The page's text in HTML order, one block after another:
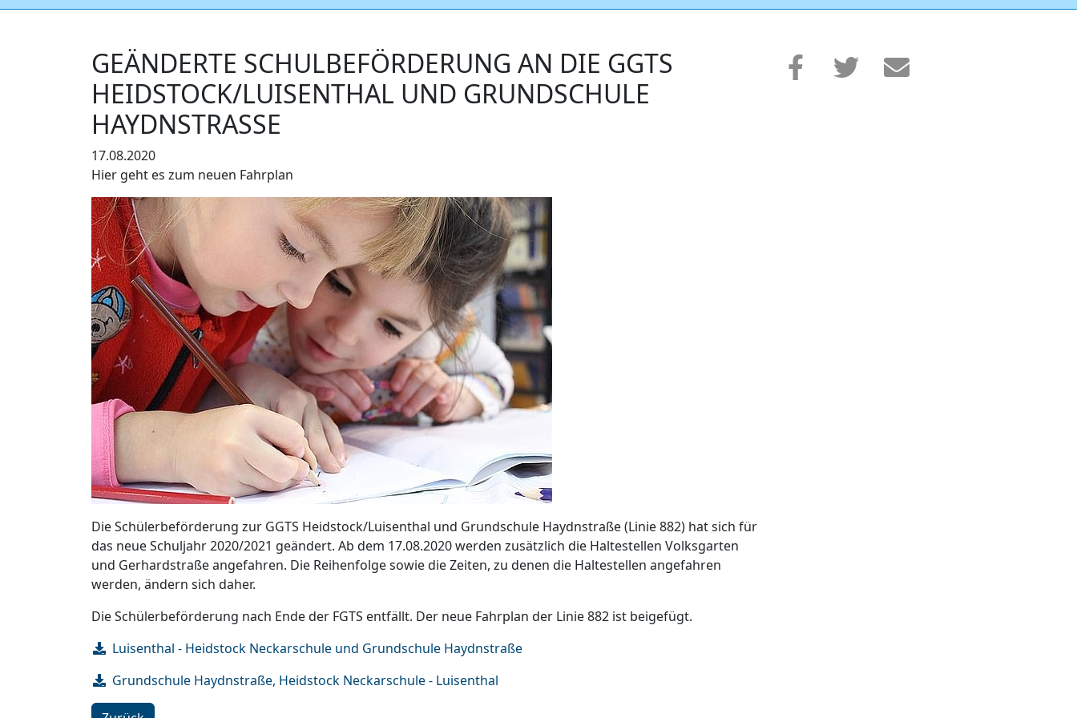
GEÄNDERTE SCHULBEFÖRDERUNG AN DIE GGTS
HEIDSTOCK/LUISENTHAL UND GRUNDSCHULE
HAYDNSTRASSE
17.08.2020
Hier geht es zum neuen Fahrplan
Die Schülerbeförderung zur GGTS Heidstock/Luisenthal und Grundschule Haydnstraße (Linie 882) hat sich für
das neue Schuljahr 2020/2021 geändert. Ab dem 17.08.2020 werden zusätzlich die Haltestellen Volksgarten
und Gerhardstraße angefahren. Die Reihenfolge sowie die Zeiten, zu denen die Haltestellen angefahren
werden, ändern sich daher.
Die Schülerbeförderung nach Ende der FGTS entfällt. Der neue Fahrplan der Linie 882 ist beigefügt.
Luisenthal - Heidstock Neckarschule und Grundschule Haydnstraße
Grundschule Haydnstraße, Heidstock Neckarschule - Luisenthal